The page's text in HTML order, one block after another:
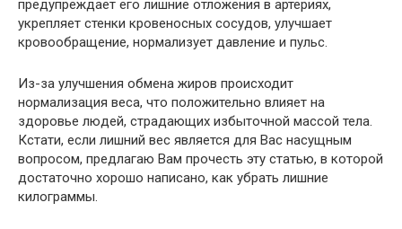
предупреждает его лишние отложения в артериях,
укрепляет стенки кровеносных сосудов, улучшает
кровообращение, нормализует давление и пульс.
Из-за улучшения обмена жиров происходит
нормализация веса, что положительно влияет на
здоровье людей, страдающих избыточной массой тела.
Кстати, если лишний вес является для Вас насущным
вопросом, предлагаю Вам прочесть эту статью, в которой
достаточно хорошо написано, как убрать лишние
килограммы.